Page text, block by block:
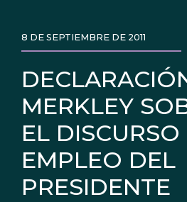
MERKLEY
EL DISCURSO
EMPLEO DEL
PRESIDENTE
8 DE SEPTIEMBRE DE 2011